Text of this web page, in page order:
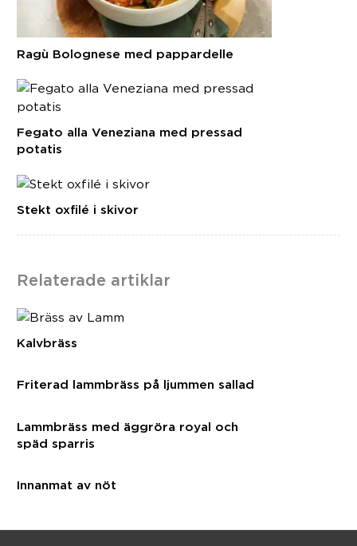
Ragù Bolognese med pappardelle
Fegato alla Veneziana med pressad
potatis
Stekt oxfilé i skivor
Relaterade artiklar
Kalvbräss
Friterad lammbräss på ljummen sallad
Lammbräss med äggröra royal och
späd sparris
Innanmat av nöt